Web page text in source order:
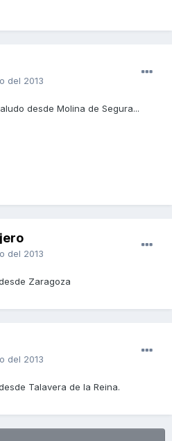
del 2013
desde Molina de Segura...
del 2013
Zaragoza
del 2013
Talavera de la Reina.